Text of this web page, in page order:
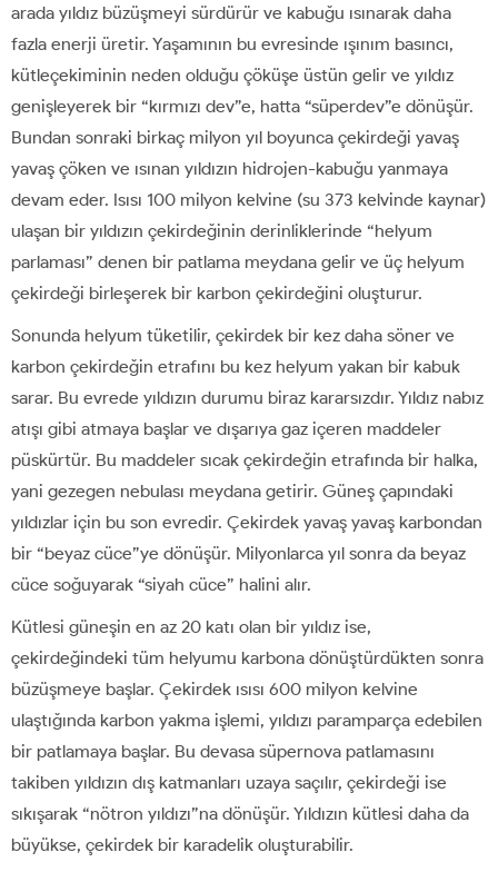
arada yıldız büzüşmeyi sürdürür ve kabuğu ısınarak daha
fazla enerji üretir. Yaşamının bu evresinde ışınım basıncı,
kütleçekiminin neden olduğu çöküşe üstün gelir ve yıldız
genişleyerek bir “kırmızı dev”e, hatta “süperdev”e dönüşür.
Bundan sonraki birkaç milyon yıl boyunca çekirdeği yavaş
yavaş çöken ve ısınan yıldızın hidrojen-kabuğu yanmaya
devam eder. Isısı 100 milyon kelvine (su 373 kelvinde kaynar)
ulaşan bir yıldızın çekirdeğinin derinliklerinde “helyum
parlaması” denen bir patlama meydana gelir ve üç helyum
çekirdeği birleşerek bir karbon çekirdeğini oluşturur.
Sonunda helyum tüketilir, çekirdek bir kez daha söner ve
karbon çekirdeğin etrafını bu kez helyum yakan bir kabuk
sarar. Bu evrede yıldızın durumu biraz kararsızdır. Yıldız nabız
atışı gibi atmaya başlar ve dışarıya gaz içeren maddeler
püskürtür. Bu maddeler sıcak çekirdeğin etrafında bir halka,
yani gezegen nebulası meydana getirir. Güneş çapındaki
yıldızlar için bu son evredir. Çekirdek yavaş yavaş karbondan
bir “beyaz cüce”ye dönüşür. Milyonlarca yıl sonra da beyaz
cüce soğuyarak “siyah cüce” halini alır.
Kütlesi güneşin en az 20 katı olan bir yıldız ise,
çekirdeğindeki tüm helyumu karbona dönüştürdükten sonra
büzüşmeye başlar. Çekirdek ısısı 600 milyon kelvine
ulaştığında karbon yakma işlemi, yıldızı paramparça edebilen
bir patlamaya başlar. Bu devasa süpernova patlamasını
takiben yıldızın dış katmanları uzaya saçılır, çekirdeği ise
sıkışarak “nötron yıldızı”na dönüşür. Yıldızın kütlesi daha da
büyükse, çekirdek bir karadelik oluşturabilir.